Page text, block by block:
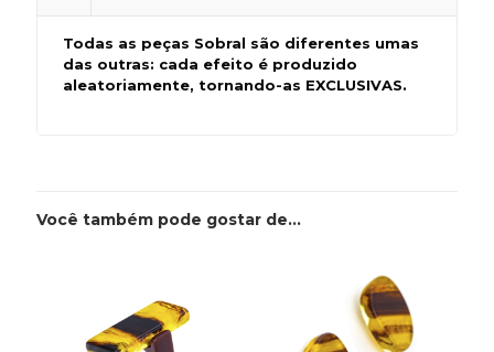
Todas as peças Sobral são diferentes umas
das outras: cada efeito é produzido
aleatoriamente, tornando-as EXCLUSIVAS.
Você também pode gostar de…